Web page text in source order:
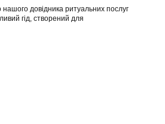
довідника ритуальних послуг
гід, створений для